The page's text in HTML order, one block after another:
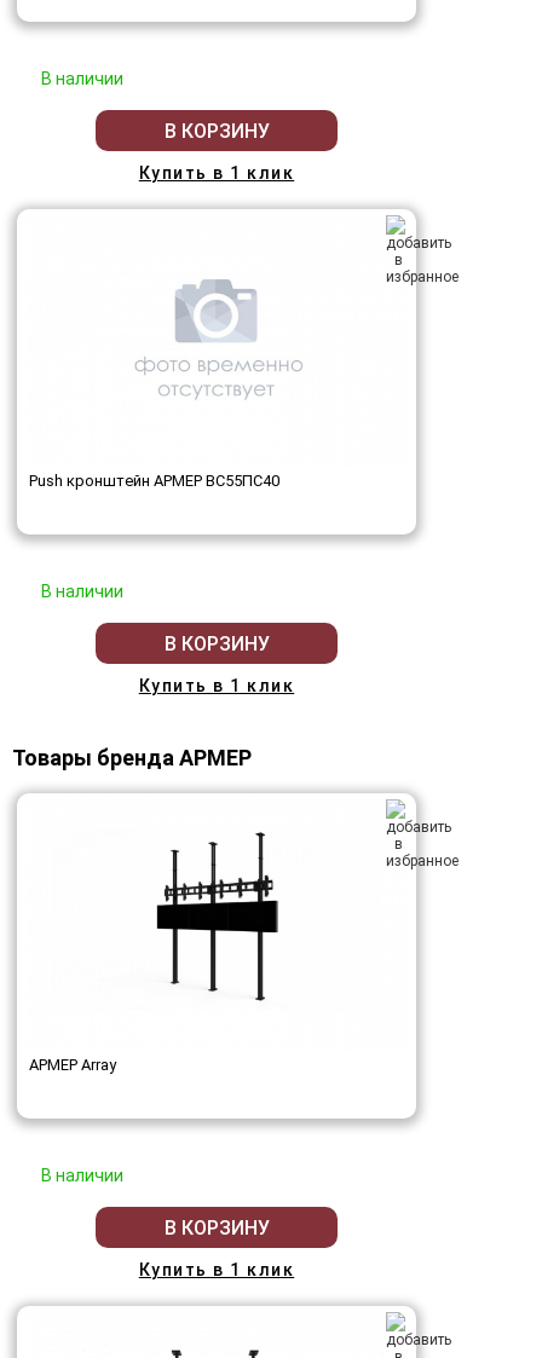
В наличии
В КОРЗИНУ
Купить в 1 клик
Push кронштейн АРМЕР ВС55ПС40
В наличии
В КОРЗИНУ
Купить в 1 клик
Товары бренда АРМЕР
АРМЕР Array
В наличии
В КОРЗИНУ
Купить в 1 клик